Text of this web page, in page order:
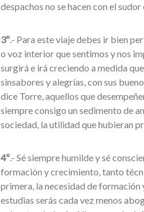
despachos no se hacen con el
3º.- Para este viaje debes ir bien
o voz interior que sentimos y nos
surgirá e irá creciendo a medida
sinsabores y alegrías, con sus
dice Torre, aquellos que
siempre consigo un sedimento de
sociedad, la utilidad que hubieran
4º.- Sé siempre humilde y sé
formación y crecimiento, tanto
primera, la necesidad de formación
estudias serás cada vez menos